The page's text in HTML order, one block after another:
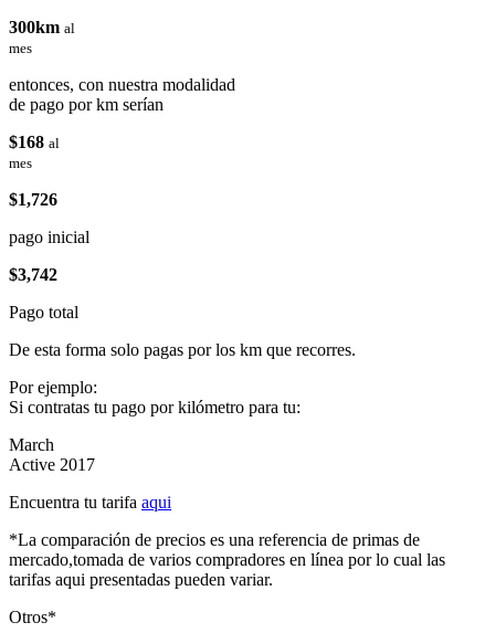
300km al
mes
entonces, con nuestra modalidad
de pago por km serían
$168 al
mes
$1,726
pago inicial
$3,742
Pago total
De esta forma solo pagas por los km que recorres.
Por ejemplo:
Si contratas tu pago por kilómetro para tu:
March
Active 2017
Encuentra tu tarifa aqui
*La comparación de precios es una referencia de primas de
mercado,tomada de varios compradores en línea por lo cual las
tarifas aqui presentadas pueden variar.
Otros*